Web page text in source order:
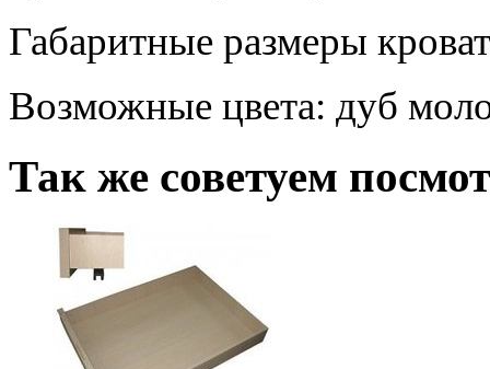
Габаритные размеры
Возможные цвета: дуб
Так же советуем